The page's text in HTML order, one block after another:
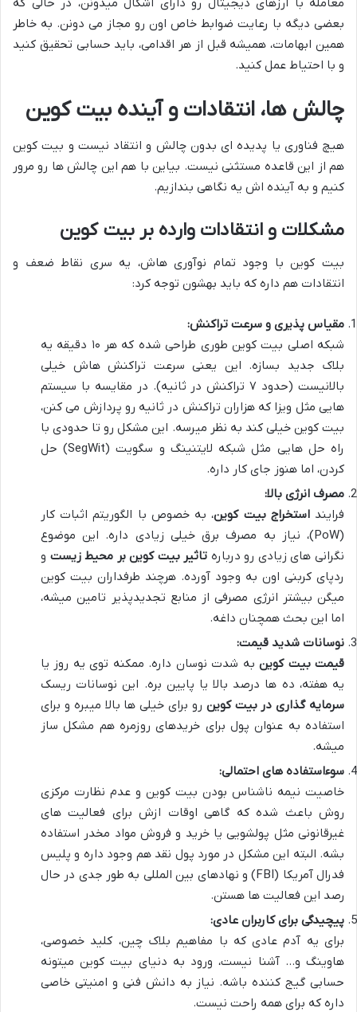
بعضی دیگه با رعایت ضوابط خاص اون رو مجاز می دونن. به خاطر
همین ابهامات، همیشه قبل از هر اقدامی، باید حسابی تحقیق کنید
و با احتیاط عمل کنید.
چالش ها، انتقادات و آینده بیت کوین
هیچ فناوری یا پدیده ای بدون چالش و انتقاد نیست و بیت کوین
هم از این قاعده مستثنی نیست. بیاین با هم این چالش ها رو مرور
کنیم و به آینده اش یه نگاهی بندازیم.
مشکلات و انتقادات وارده بر بیت کوین
بیت کوین با وجود تمام نوآوری هاش، یه سری نقاط ضعف و
انتقادات هم داره که باید بهشون توجه کرد:
مقیاس پذیری و سرعت تراکنش:
شبکه اصلی بیت کوین طوری طراحی شده که هر ۱۰ دقیقه یه
بلاک جدید بسازه. این یعنی سرعت تراکنش هاش خیلی
بالانیست (حدود ۷ تراکنش در ثانیه). در مقایسه با سیستم
هایی مثل ویزا که هزاران تراکنش در ثانیه رو پردازش می کنن،
بیت کوین خیلی کند به نظر میرسه. این مشکل رو تا حدودی با
راه حل هایی مثل شبکه لایتنینگ و سگویت (SegWit) حل
کردن، اما هنوز جای کار داره.
مصرف انرژی بالا:
فراینداستخراج بیت کوین، به خصوص با الگوریتم اثبات کار
(PoW)، نیاز به مصرف برق خیلی زیادی داره. این موضوع
نگرانی های زیادی رو درباره تاثیر بیت کوین بر محیط زیست و
ردپای کربنی اون به وجود آورده. هرچند طرفداران بیت کوین
میگن بیشتر انرژی مصرفی از منابع تجدیدپذیر تامین میشه،
اما این بحث همچنان داغه.
نوسانات شدید قیمت:
قیمت بیت کوینبه شدت نوسان داره. ممکنه توی یه روز یا
یه هفته، ده ها درصد بالا یا پایین بره. این نوسانات ریسک
سرمایه گذاری در بیت کوین رو برای خیلی ها بالا میبره و برای
استفاده به عنوان پول برای خریدهای روزمره هم مشکل ساز
میشه.
سوءاستفاده های احتمالی:
خاصیت نیمه ناشناس بودن بیت کوین و عدم نظارت مرکزی
روش باعث شده که گاهی اوقات ازش برای فعالیت های
غیرقانونی مثل پولشویی یا خرید و فروش مواد مخدر استفاده
بشه. البته این مشکل در مورد پول نقد هم وجود داره و پلیس
فدرال آمریکا (FBI) و نهادهای بین المللی به طور جدی در حال
رصد این فعالیت ها هستن.
پیچیدگی برای کاربران عادی:
برای یه آدم عادی که با مفاهیم بلاک چین، کلید خصوصی،
هاوینگ و… آشنا نیست، ورود به دنیای بیت کوین میتونه
حسابی گیج کننده باشه. نیاز به دانش فنی و امنیتی خاصی
داره که برای همه راحت نیست.